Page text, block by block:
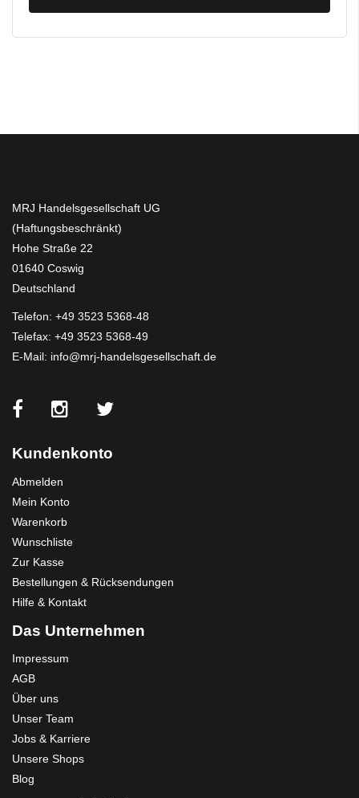
MRJ Handelsgesellschaft UG
(Haftungsbeschränkt)
Hohe Straße 22
01640 Coswig
Deutschland
Telefon: +49 3523 5368-48
Telefax: +49 3523 5368-49
E-Mail: info@mrj-handelsgesellschaft.de
Kundenkonto
Abmelden
Mein Konto
Warenkorb
Wunschliste
Zur Kasse
Bestellungen & Rücksendungen
Hilfe & Kontakt
Das Unternehmen
Impressum
AGB
Über uns
Unser Team
Jobs & Karriere
Unsere Shops
Blog